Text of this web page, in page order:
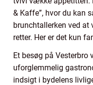
& Kaffe”, hvor du kan
brunchtallerken ved
retter. Her er det kun
Et besøg på Vesterbro
uforglemmelig
indsigt i bydelens